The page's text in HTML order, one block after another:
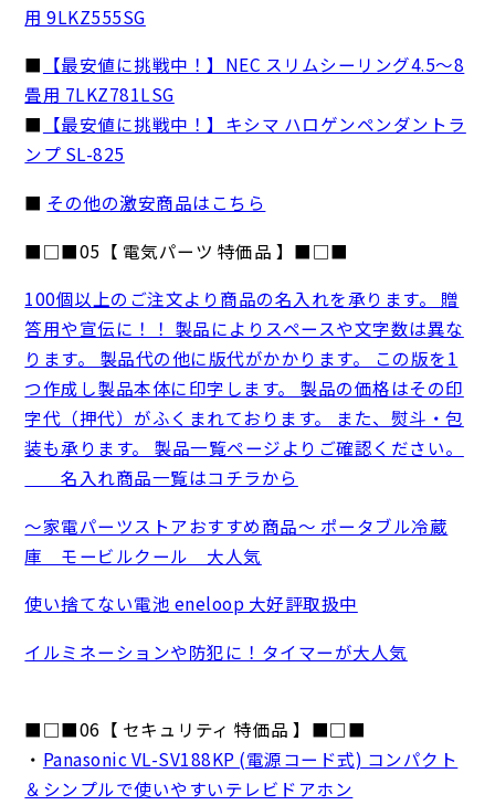
用 9LKZ555SG
■ 【最安値に挑戦中！】NEC スリムシーリング4.5～8
畳用 7LKZ781LSG
■ 【最安値に挑戦中！】キシマ ハロゲンペンダントラ
ンプ SL-825
■ その他の激安商品はこちら
■□■05【 電気パーツ 特価品 】■□■
100個以上のご注文より商品の名入れを承ります。 贈
答用や宣伝に！！ 製品によりスペースや文字数は異な
ります。 製品代の他に版代がかかります。 この版を1
つ作成し製品本体に印字します。 製品の価格はその印
字代（押代）がふくまれております。 また、熨斗・包
装も承ります。 製品一覧ページよりご確認ください。
名入れ商品一覧はコチラから
～家電パーツストアおすすめ商品～ ポータブル冷蔵
庫 モービルクール 大人気
使い捨てない電池 eneloop 大好評取扱中
イルミネーションや防犯に！タイマーが大人気
■□■06【 セキュリティ 特価品 】■□■
・ Panasonic VL-SV188KP (電源コード式) コンパクト
＆シンプルで使いやすいテレビドアホン